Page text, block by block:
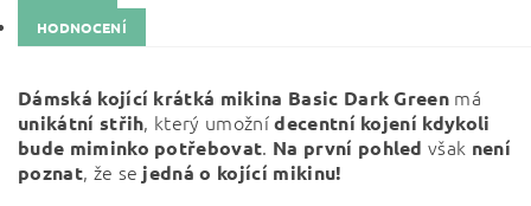
HODNOCENÍ
Dámská kojící krátká mikina Basic Dark Green má
unikátní střih, který umožnídecentní kojení kdykoli
bude miminko potřebovat. Na první pohledvšak není
poznat, že se jedná o kojící mikinu!